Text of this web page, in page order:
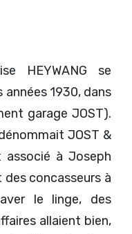
HEYWANG se
1930, dans
garage JOST).
JOST &
associé à Joseph
des concasseurs à
le linge, des
allaient bien,